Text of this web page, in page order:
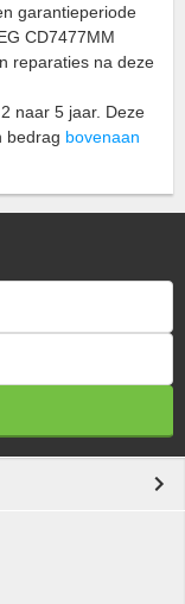
garantieperiode
CD7477MM
reparaties na deze
naar 5 jaar. Deze
bedrag bovenaan